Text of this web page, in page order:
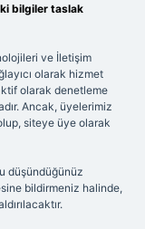
bilgiler taslak
ve İletişim
olarak hizmet
olarak denetleme
Ancak, üyelerimiz
siteye üye olarak
düşündüğünüz
bildirmeniz halinde,